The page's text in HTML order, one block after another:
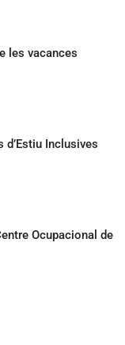
les vacances
d’Estiu Inclusives
Ocupacional de